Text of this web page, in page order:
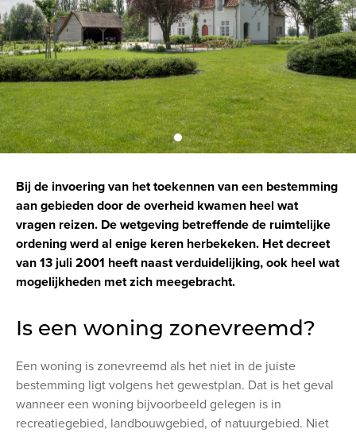
Bij de invoering van het toekennen van een bestemming
aan gebieden door de overheid kwamen heel wat
vragen reizen. De wetgeving betreffende de ruimtelijke
ordening werd al enige keren herbekeken. Het decreet
van 13 juli 2001 heeft naast verduidelijking, ook heel wat
mogelijkheden met zich meegebracht.
Is een woning zonevreemd?
Een woning is zonevreemd als het niet in de juiste
bestemming ligt volgens het gewestplan. Dat is het geval
wanneer een woning bijvoorbeeld gelegen is in
recreatiegebied, landbouwgebied, of natuurgebied. Niet